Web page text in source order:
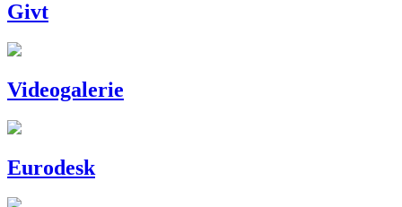
Givt
Videogalerie
Eurodesk